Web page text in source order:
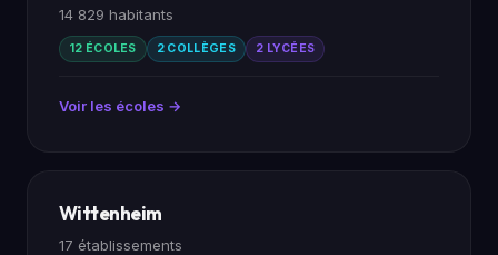
14 829 habitants
12 ÉCOLES 2 COLLÈGES 2 LYCÉES
Voir les écoles →
Wittenheim
17 établissements